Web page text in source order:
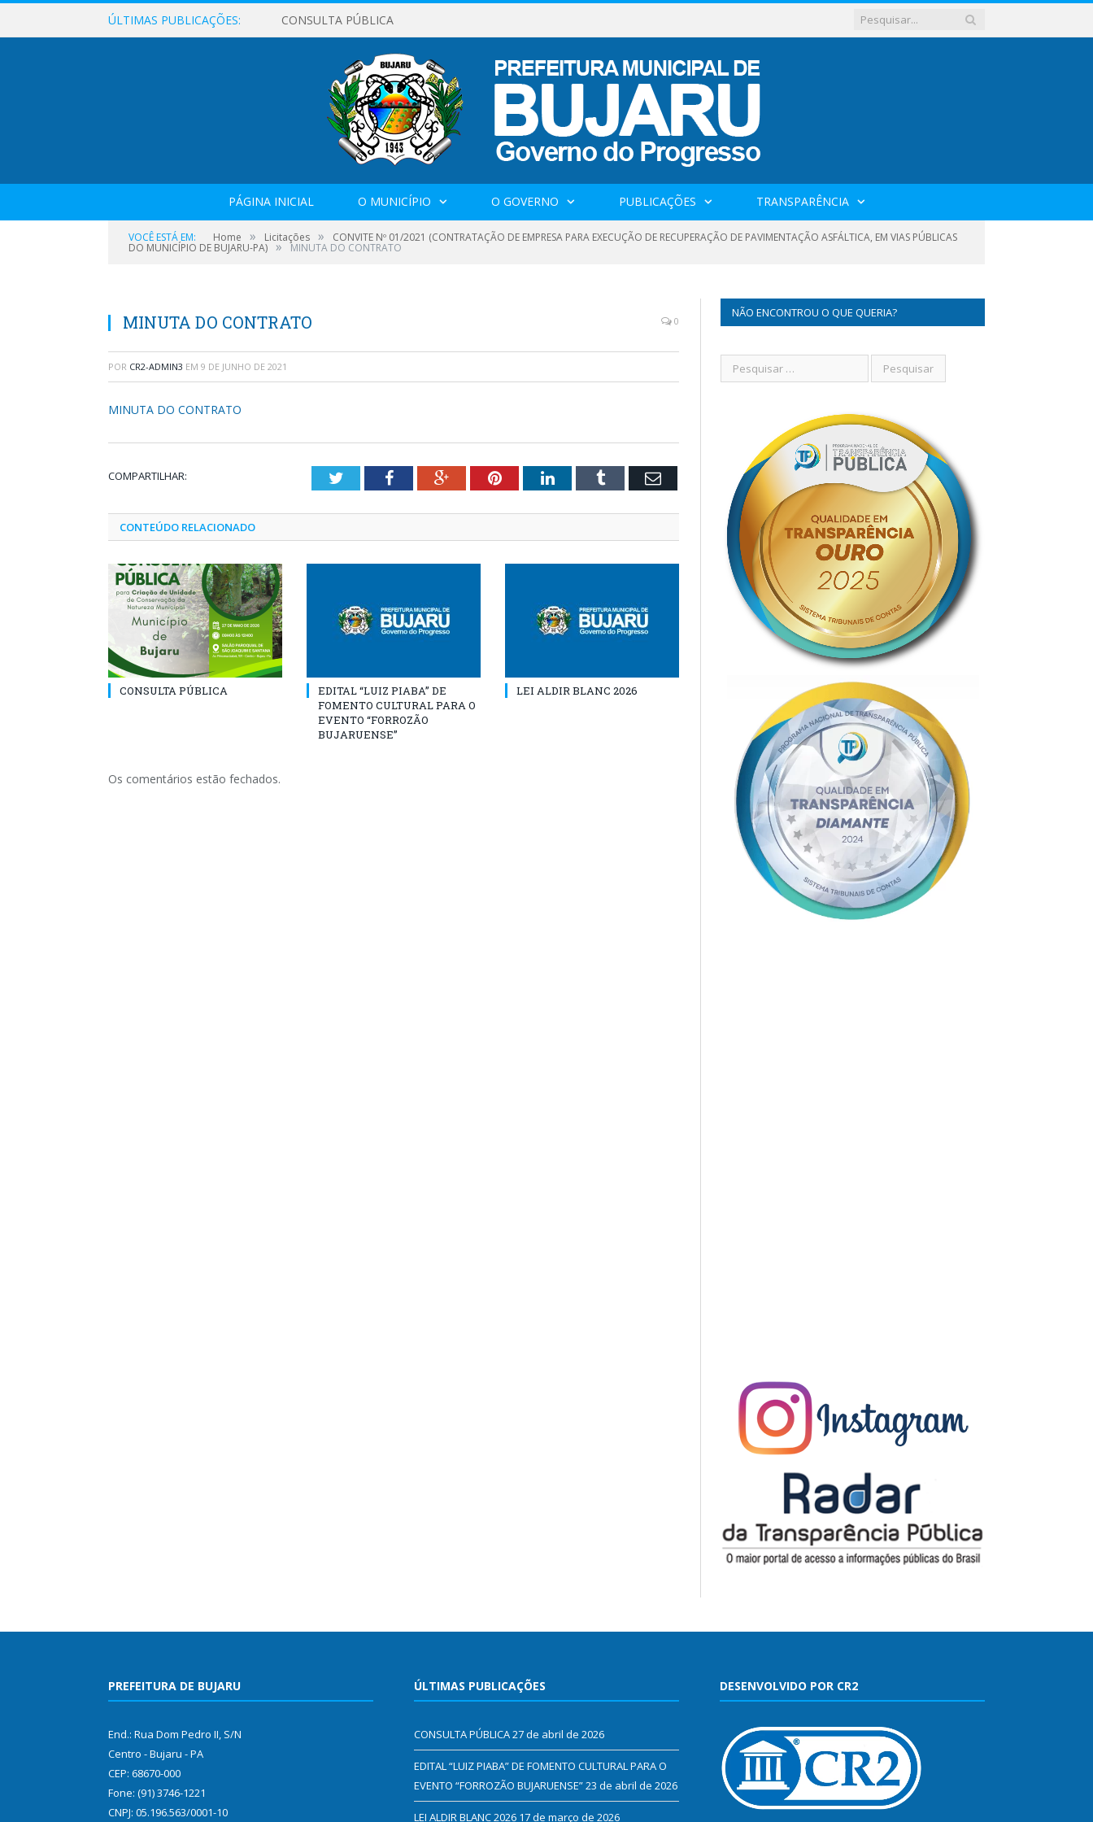
ÚLTIMAS PUBLICAÇÕES: CONSULTA PÚBLICA
PÁGINA INICIAL O MUNICÍPIO O GOVERNO PUBLICAÇÕES TRANSPARÊNCIA
VOCÊ ESTÁ EM: Home » Licitações » CONVITE Nº 01/2021 (CONTRATAÇÃO DE EMPRESA PARA EXECUÇÃO DE RECUPERAÇÃO DE PAVIMENTAÇÃO ASFÁLTICA, EM VIAS PÚBLICAS
DO MUNICÍPIO DE BUJARU-PA) » MINUTA DO CONTRATO
MINUTA DO CONTRATO 0
POR CR2-ADMIN3 EM 9 DE JUNHO DE 2021
MINUTA DO CONTRATO
COMPARTILHAR: TwitterFacebookGoogle+PinterestLinkedInTumblr Email
CONTEÚDO RELACIONADO
CONSULTA PÚBLICA
EDITAL “LUIZ PIABA” DE
FOMENTO CULTURAL PARA O
EVENTO “FORROZÃO
BUJARUENSE”
LEI ALDIR BLANC 2026
Os comentários estão fechados.
NÃO ENCONTROU O QUE QUERIA?
PREFEITURA DE BUJARU
End.: Rua Dom Pedro II, S/N
Centro - Bujaru - PA
CEP: 68670-000
Fone: (91) 3746-1221
CNPJ: 05.196.563/0001-10
ÚLTIMAS PUBLICAÇÕES
CONSULTA PÚBLICA27 de abril de 2026
EDITAL “LUIZ PIABA” DE FOMENTO CULTURAL PARA O
EVENTO “FORROZÃO BUJARUENSE”23 de abril de 2026
LEI ALDIR BLANC 2026 17 de março de 2026
DESENVOLVIDO POR CR2